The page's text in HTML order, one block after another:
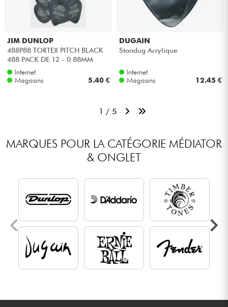
JIM DUNLOP
488P88 TORTEX PITCH BLACK
488 PACK DE 12 - 0.88MM
Internet
Magasins
5.40 €
DUGAIN
Standug Acrylique
Internet
Magasins
12.45 €
1 / 5
MARQUES POUR LA CATÉGORIE MÉDIATOR
& ONGLET